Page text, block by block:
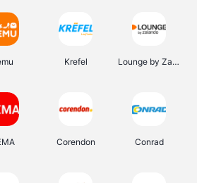
Krefel Lounge by Zalando
Corendon Conrad